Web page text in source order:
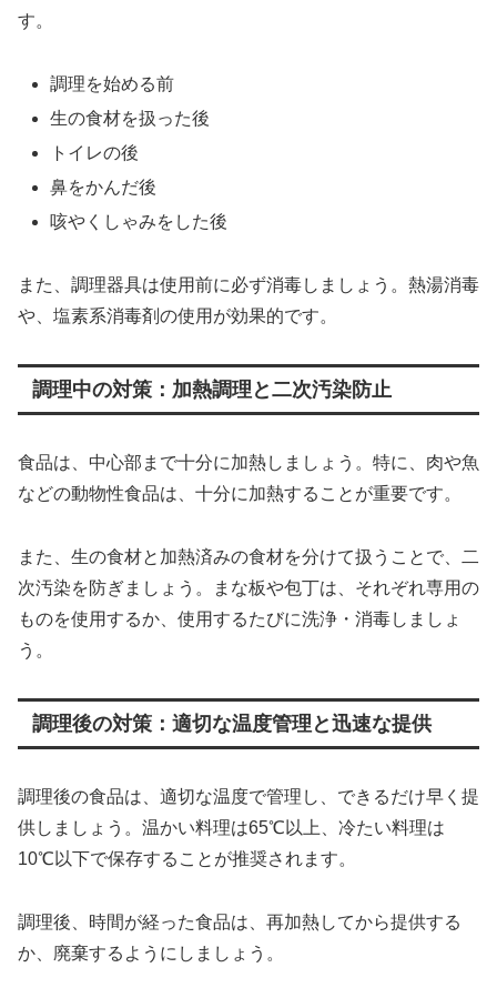
す。
調理を始める前
生の食材を扱った後
トイレの後
鼻をかんだ後
咳やくしゃみをした後
また、調理器具は使用前に必ず消毒しましょう。熱湯消毒
や、塩素系消毒剤の使用が効果的です。
調理中の対策：加熱調理と二次汚染防止
食品は、中心部まで十分に加熱しましょう。特に、肉や魚
などの動物性食品は、十分に加熱することが重要です。
また、生の食材と加熱済みの食材を分けて扱うことで、二
次汚染を防ぎましょう。まな板や包丁は、それぞれ専用の
ものを使用するか、使用するたびに洗浄・消毒しましょ
う。
調理後の対策：適切な温度管理と迅速な提供
調理後の食品は、適切な温度で管理し、できるだけ早く提
供しましょう。温かい料理は65℃以上、冷たい料理は
10℃以下で保存することが推奨されます。
調理後、時間が経った食品は、再加熱してから提供する
か、廃棄するようにしましょう。